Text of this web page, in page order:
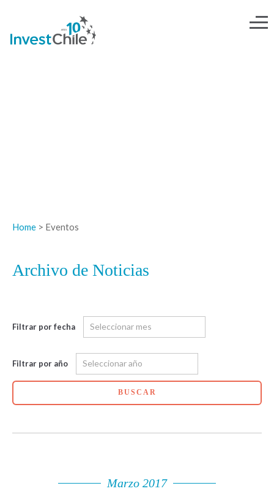
Home > Eventos
Archivo de Noticias
Filtrar por fecha
Filtrar por año
BUSCAR
Marzo 2017